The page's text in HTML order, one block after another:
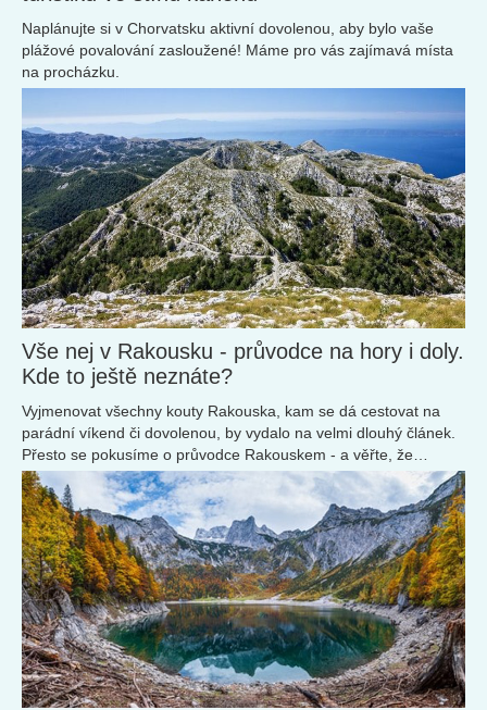
Naplánujte si v Chorvatsku aktivní dovolenou, aby bylo vaše
plážové povalování zasloužené! Máme pro vás zajímavá místa
na procházku.
Vše nej v Rakousku - průvodce na hory i doly.
Kde to ještě neznáte?
Vyjmenovat všechny kouty Rakouska, kam se dá cestovat na
parádní víkend či dovolenou, by vydalo na velmi dlouhý článek.
Přesto se pokusíme o průvodce Rakouskem - a věřte, že
objevování nových míst v této zemi nikdy nekončí!